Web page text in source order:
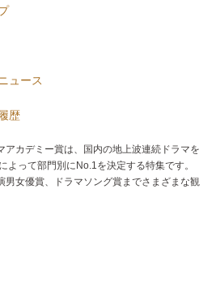
ュース
歴
アカデミー賞は、国内の地上波連続ドラマを
よって部門別にNo.1を決定する特集です。
男女優賞、ドラマソング賞までさまざまな観